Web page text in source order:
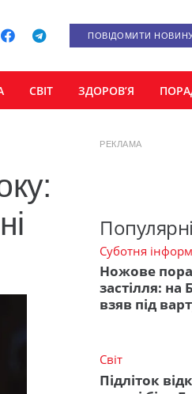
ПОВІДОМИТИ
СВІТ ЗДОРОВ’Я
РЕКЛАМА
Суботня
Ножове
застілля: на
взяв під
Світ
Підліток